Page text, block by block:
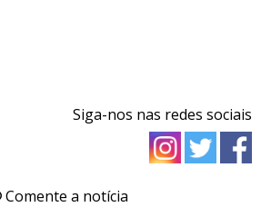
Siga-nos nas redes sociais
Comente a notícia